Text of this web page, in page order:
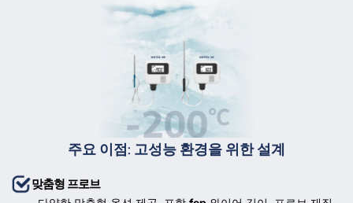
주요 이점: 고성능 환경을 위한 설계
맞춤형 프로브